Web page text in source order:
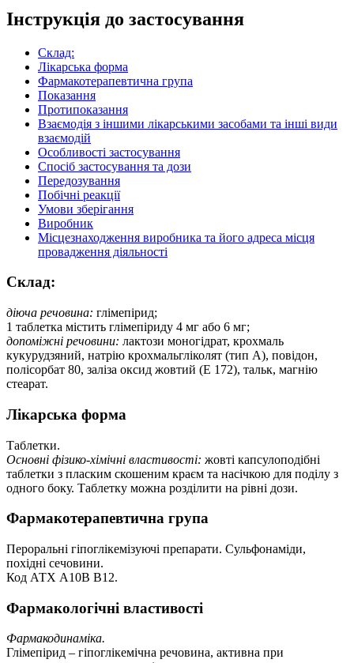
Інструкція до застосування
Склад:
Лікарська форма
Фармакотерапевтична група
Показання
Протипоказання
Взаємодія з іншими лікарськими засобами та інші види
взаємодій
Особливості застосування
Спосіб застосування та дози
Передозування
Побічні реакції
Умови зберігання
Виробник
Місцезнаходження виробника та його адреса місця
провадження діяльності
Склад:
діюча речовина: глімепірид;
1 таблетка містить глімепіриду 4 мг або 6 мг;
допоміжні речовини: лактози моногідрат, крохмаль
кукурудзяний, натрію крохмальгліколят (тип А), повідон,
полісорбат 80, заліза оксид жовтий (Е 172), тальк, магнію
стеарат.
Лікарська форма
Таблетки.
Основні фізико-хімічні властивості: жовті капсулоподібні
таблетки з пласким скошеним краєм та насічкою для поділу з
одного боку. Таблетку можна розділити на рівні дози.
Фармакотерапевтична група
Пероральні гіпоглікемізуючі препарати. Сульфонаміди,
похідні сечовини.
Код АТХ А10В В12.
Фармакологічні властивості
Фармакодинаміка.
Глімепірид – гіпоглікемічна речовина, активна при